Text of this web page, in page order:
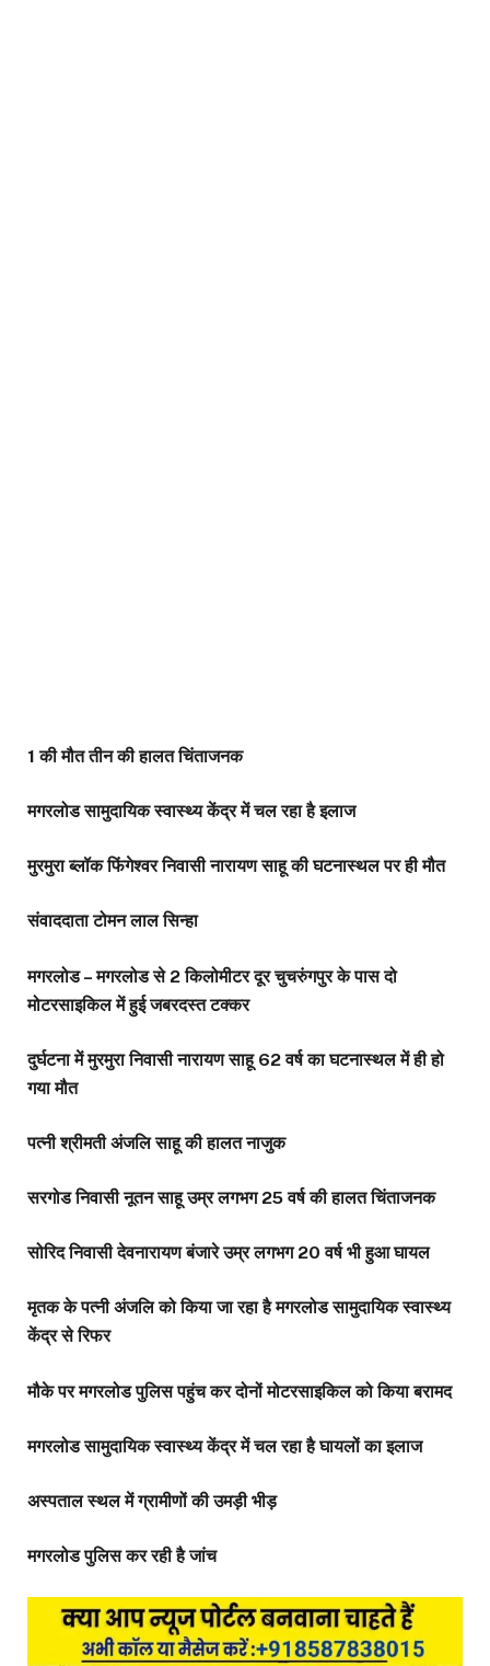
1 की मौत तीन की हालत चिंताजनक
मगरलोड सामुदायिक स्वास्थ्य केंद्र में चल रहा है इलाज
मुरमुरा ब्लॉक फिंगेश्वर निवासी नारायण साहू की घटनास्थल पर ही मौत
संवाददाता टोमन लाल सिन्हा
मगरलोड – मगरलोड से 2 किलोमीटर दूर चुचरुंगपुर के पास दो
मोटरसाइकिल में हुई जबरदस्त टक्कर
दुर्घटना में मुरमुरा निवासी नारायण साहू 62 वर्ष का घटनास्थल में ही हो
गया मौत
पत्नी श्रीमती अंजलि साहू की हालत नाजुक
सरगोड निवासी नूतन साहू उम्र लगभग 25 वर्ष की हालत चिंताजनक
सोरिद निवासी देवनारायण बंजारे उम्र लगभग 20 वर्ष भी हुआ घायल
मृतक के पत्नी अंजलि को किया जा रहा है मगरलोड सामुदायिक स्वास्थ्य
केंद्र से रिफर
मौके पर मगरलोड पुलिस पहुंच कर दोनों मोटरसाइकिल को किया बरामद
मगरलोड सामुदायिक स्वास्थ्य केंद्र में चल रहा है घायलों का इलाज
अस्पताल स्थल में ग्रामीणों की उमड़ी भीड़
मगरलोड पुलिस कर रही है जांच